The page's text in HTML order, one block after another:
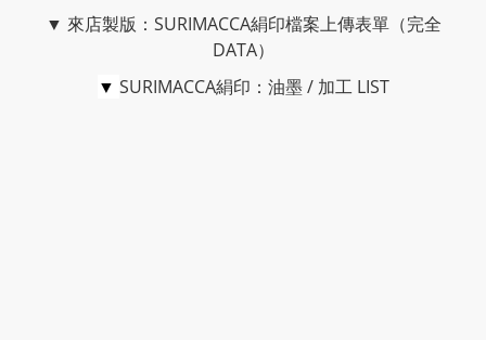
▼ 來店製版：SURIMACCA絹印檔案上傳表單（完全
DATA）
▼ SURIMACCA絹印：油墨 / 加工 LIST